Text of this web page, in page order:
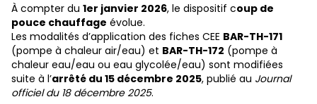
À compter du 1er janvier 2026, le dispositif coup de
pouce chauffage évolue.
Les modalités d’application des fiches CEE BAR-TH-171
(pompe à chaleur air/eau) et BAR-TH-172 (pompe à
chaleur eau/eau ou eau glycolée/eau) sont modifiées
suite à l’arrêté du 15 décembre 2025, publié au Journal
officiel du 18 décembre 2025.